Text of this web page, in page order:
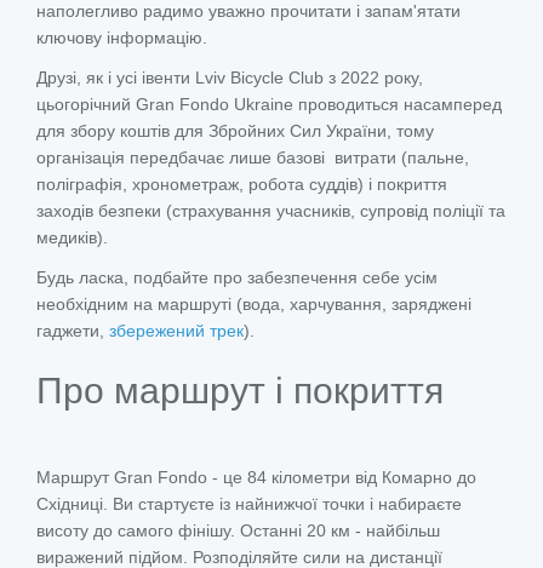
наполегливо радимо уважно прочитати і запам'ятати
ключову інформацію.
Друзі, як і усі івенти Lviv Bicycle Club з 2022 року,
цьогорічний Gran Fondo Ukraine проводиться насамперед
для збору коштів для Збройних Сил України, тому
організація передбачає лише базові витрати (пальне,
поліграфія, хронометраж, робота суддів) і покриття
заходів безпеки (страхування учасників, супровід поліції та
медиків).
Будь ласка, подбайте про забезпечення себе усім
необхідним на маршруті (вода, харчування, заряджені
гаджети, збережений трек).
Про маршрут і покриття
Маршрут Gran Fondo - це 84 кілометри від Комарно до
Східниці. Ви стартуєте із найнижчої точки і набираєте
висоту до самого фінішу. Останні 20 км - найбільш
виражений підйом. Розподіляйте сили на дистанції